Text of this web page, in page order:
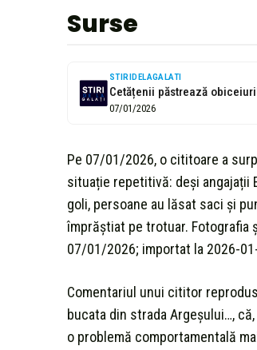
Surse
STIRIDELAGALATI
07/01/2026
Pe 07/01/2026, o cititoare a
situație repetitivă: deși
goli, persoane au lăsat saci și
împrăștiat pe trotuar.
07/01/2026; importat la 2026-
Comentariul unui cititor
bucata din strada Argeșului…,
o problemă comportamentală